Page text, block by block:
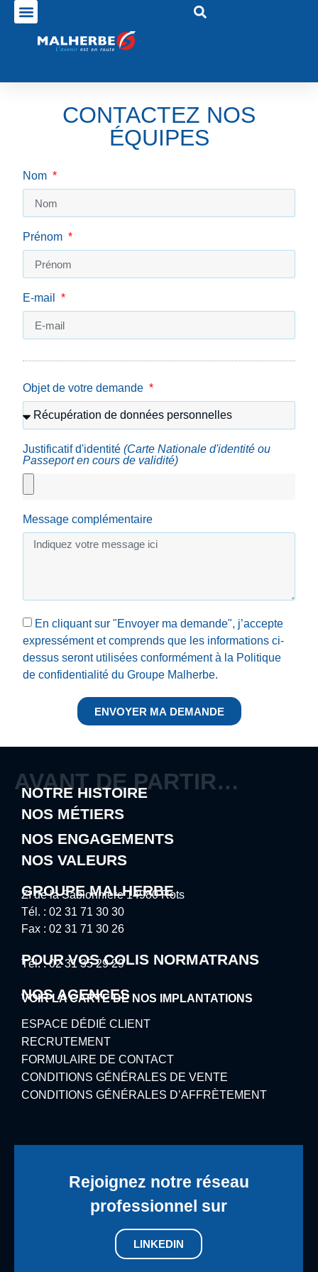
CONTACTEZ NOS
ÉQUIPES
Nom
Prénom
E-mail
Objet de votre demande
Justificatif d'identité(Carte Nationale d'identité ou
Passeport en cours de validité)
Message complémentaire
En cliquant sur "Envoyer ma demande", j’accepte
expressément et comprends que les informations ci-
dessus seront utilisées conformément à la Politique
de confidentialité du Groupe Malherbe.
ENVOYER MA DEMANDE
AVANT DE PARTIR…
NOTRE HISTOIRE
NOS MÉTIERS
NOS ENGAGEMENTS
NOS VALEURS
GROUPE MALHERBE
ZI de la Sablonnière 14980 Rots
Tél. : 02 31 71 30 30
Fax : 02 31 71 30 26
POUR VOS COLIS NORMATRANS
Tél. : 02 31 35 29 29
NOS AGENCES
VOIR LA CARTE DE NOS IMPLANTATIONS
ESPACE DÉDIÉ CLIENT
RECRUTEMENT
FORMULAIRE DE CONTACT
CONDITIONS GÉNÉRALES DE VENTE
CONDITIONS GÉNÉRALES D’AFFRÈTEMENT
Rejoignez notre réseau
professionnel sur
LINKEDIN